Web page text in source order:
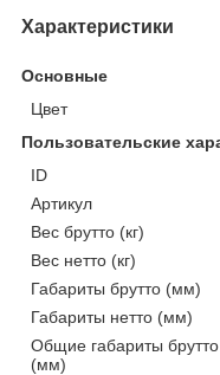
Характеристики
Основные
Цвет
Пользовательские
ID
Артикул
Вес брутто (кг)
Вес нетто (кг)
Габариты брутто (мм)
Габариты нетто (мм)
Общие габариты брутто
(мм)